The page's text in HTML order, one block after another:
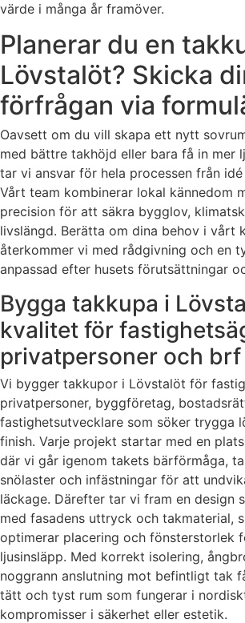
värde i många år framöver.
Planerar du en
Lövstalöt? Skicka
förfrågan via
Oavsett om du vill skapa ett nytt
med bättre takhöjd eller bara få in mer
tar vi ansvar för hela processen från
Vårt team kombinerar lokal kännedom
precision för att säkra bygglov,
livslängd. Berätta om dina behov i vårt
återkommer vi med rådgivning och en
anpassad efter husets förutsättningar
Bygga takkupa i
kvalitet för
privatpersoner och brf
Vi bygger takkupor i Lövstalöt för
privatpersoner, byggföretag,
fastighetsutvecklare som söker trygga
finish. Varje projekt startar med en
där vi går igenom takets bärförmåga,
snölaster och infästningar för att
läckage. Därefter tar vi fram en design
med fasadens uttryck och takmaterial,
optimerar placering och fönsterstorlek
ljusinsläpp. Med korrekt isolering,
noggrann anslutning mot befintligt tak
tätt och tyst rum som fungerar i
kompromisser i säkerhet eller estetik.